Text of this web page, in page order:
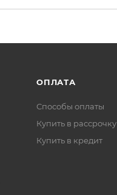
ОПЛАТА
Способы оплаты
Купить в рассрочку
Купить в кредит